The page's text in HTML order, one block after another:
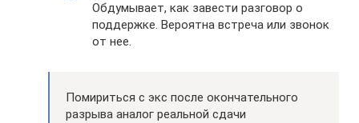
Обдумывает, как завести разговор о
поддержке. Вероятна встреча или звонок
от нее.
Помириться с экс после окончательного
разрыва аналог реальной сдачи